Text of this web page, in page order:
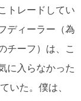
トレードしてい
ディーラー（為
チーフ）は、こ
に入らなかった
いた。僕は、